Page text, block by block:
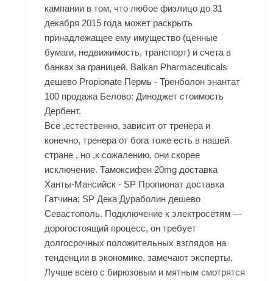
кампании в том, что любое физлицо до 31
декабря 2015 года может раскрыть
принадлежащее ему имущество (ценные
бумаги, недвижимость, транспорт) и счета в
банках за границей. Balkan Pharmaceuticals
дешево Propionate Пермь - Тренболон энантат
100 продажа Белово: Диноджет стоимость
Дербент.
Все ,естественно, зависит от тренера и
конечно, тренера от бога тоже есть в нашей
стране , но ,к сожалению, они скорее
исключение. Тамоксифен 20mg доставка
Ханты-Мансийск - SP Пропионат доставка
Гатчина: SP Дека Дураболин дешево
Севастополь. Подключение к электросетям —
дорогостоящий процесс, он требует
долгосрочных положительных взглядов на
тенденции в экономике, замечают эксперты.
Лучше всего с бирюзовым и мятным смотрятся